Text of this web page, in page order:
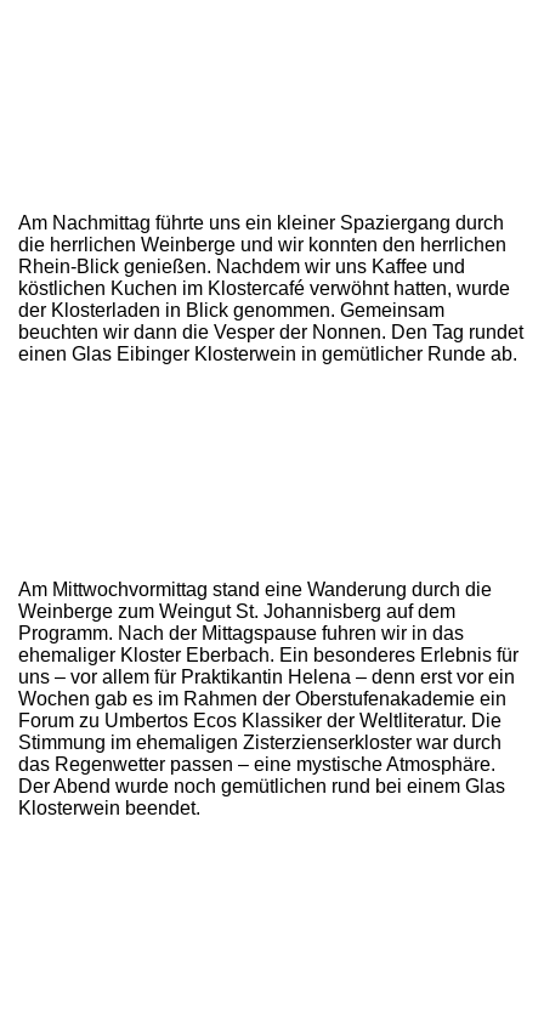
Am Nachmittag führte uns ein kleiner Spaziergang durch
die herrlichen Weinberge und wir konnten den herrlichen
Rhein-Blick genießen. Nachdem wir uns Kaffee und
köstlichen Kuchen im Klostercafé verwöhnt hatten, wurde
der Klosterladen in Blick genommen. Gemeinsam
beuchten wir dann die Vesper der Nonnen. Den Tag rundet
einen Glas Eibinger Klosterwein in gemütlicher Runde ab.
Am Mittwochvormittag stand eine Wanderung durch die
Weinberge zum Weingut St. Johannisberg auf dem
Programm. Nach der Mittagspause fuhren wir in das
ehemaliger Kloster Eberbach. Ein besonderes Erlebnis für
uns – vor allem für Praktikantin Helena – denn erst vor ein
Wochen gab es im Rahmen der Oberstufenakademie ein
Forum zu Umbertos Ecos Klassiker der Weltliteratur. Die
Stimmung im ehemaligen Zisterzienserkloster war durch
das Regenwetter passen – eine mystische Atmosphäre.
Der Abend wurde noch gemütlichen rund bei einem Glas
Klosterwein beendet.